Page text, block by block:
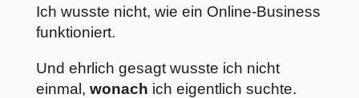
Ich wusste nicht, wie ein Online-Business
funktioniert.
Und ehrlich gesagt wusste ich nicht
einmal, wonach ich eigentlich suchte.